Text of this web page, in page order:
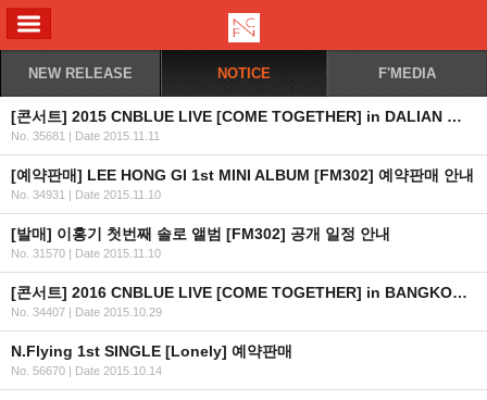
NEW RELEASE NOTICE F'MEDIA
[콘서트] 2015 CNBLUE LIVE [COME TOGETHER] in DALIAN 일정 안내
No. 35681 | Date 2015.11.11
[예약판매] LEE HONG GI 1st MINI ALBUM [FM302] 예약판매 안내
No. 34931 | Date 2015.11.10
[발매] 이홍기 첫번째 솔로 앨범 [FM302] 공개 일정 안내
No. 31570 | Date 2015.11.10
[콘서트] 2016 CNBLUE LIVE [COME TOGETHER] in BANGKOK 안내
No. 34407 | Date 2015.10.29
N.Flying 1st SINGLE [Lonely] 예약판매
No. 56670 | Date 2015.10.14